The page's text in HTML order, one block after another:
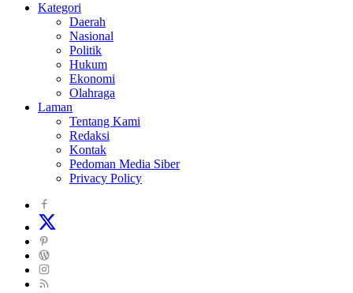
Kategori
Daerah
Nasional
Politik
Hukum
Ekonomi
Olahraga
Laman
Tentang Kami
Redaksi
Kontak
Pedoman Media Siber
Privacy Policy